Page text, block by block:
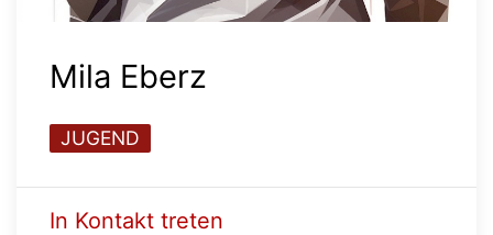
Mila Eberz
JUGEND
In Kontakt treten